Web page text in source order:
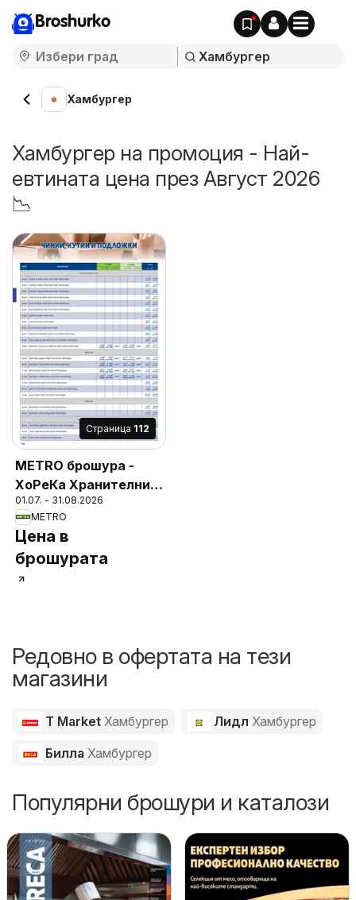
Broshurko
Хамбургер
Хамбургер на промоция - Най-
евтината цена през Август 2026
📉
Cтраница 112
METRO брошура -
ХоРеКа Хранителни
стоки
01.07. - 31.08.2026
METRO
Цена в
брошурата
Редовно в офертата на тези
магазини
T Market Хамбургер Лидл Хамбургер
Билла Хамбургер
Популярни брошури и каталози